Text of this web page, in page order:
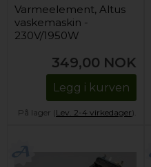
Varmeelement, Altus
vaskemaskin -
230V/1950W
349,00 NOK
Legg i kurven
På lager (Lev. 2-4 virkedager).